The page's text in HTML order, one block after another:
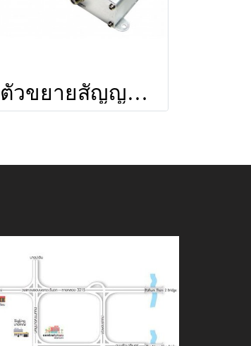
ตัวขยายสัญญาณ PSI HYBRID ยี่ห้อ PSI